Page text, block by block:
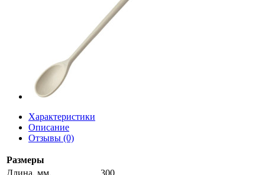
Характеристики
Описание
Отзывы (0)
Размеры
Длина, мм.
300